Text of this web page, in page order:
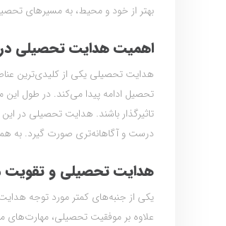
بهتر از خود و محیط، به مسیرهای
اهمیت هدایت تحصیلی
هدایت تحصیلی یکی از کلیدی‌ترین
تحصیل ادامه پیدا می‌کند. در طول این
تاثیرگذار باشند. هدایت تحصیلی در
درست و آگاهانه‌تری صورت گیرد. به
هدایت تحصیلی و تقویت
یکی از جنبه‌های کمتر مورد توجه
علاوه بر موفقیت تحصیلی، مهارت‌های